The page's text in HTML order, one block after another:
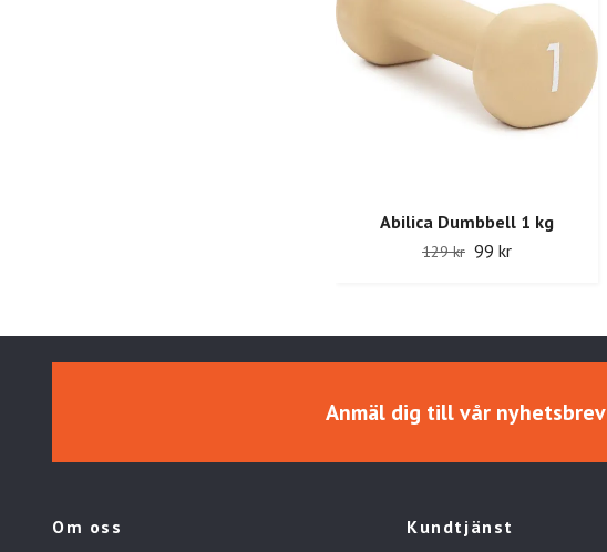
Abilica Dumbbell 1 kg
129 kr 99 kr
Anmäl dig till vår nyhetsbrev
Om oss Kundtjänst